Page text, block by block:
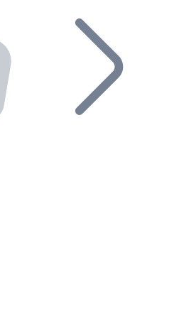
Bitnovo
Bitnovo dans votre entreprise et
dans votre écosystème.
de distributeurs et
votre projet à notre service